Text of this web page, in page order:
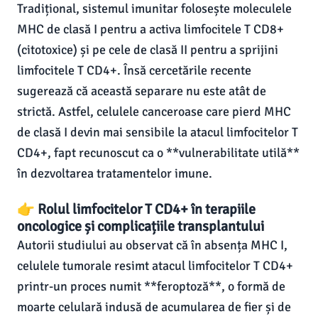
Tradițional, sistemul imunitar folosește moleculele
MHC de clasă I pentru a activa limfocitele T CD8+
(citotoxice) și pe cele de clasă II pentru a sprijini
limfocitele T CD4+. Însă cercetările recente
sugerează că această separare nu este atât de
strictă. Astfel, celulele canceroase care pierd MHC
de clasă I devin mai sensibile la atacul limfocitelor T
CD4+, fapt recunoscut ca o **vulnerabilitate utilă**
în dezvoltarea tratamentelor imune.
👉 Rolul limfocitelor T CD4+ în terapiile
oncologice și complicațiile transplantului
Autorii studiului au observat că în absența MHC I,
celulele tumorale resimt atacul limfocitelor T CD4+
printr-un proces numit **feroptoză**, o formă de
moarte celulară indusă de acumularea de fier și de